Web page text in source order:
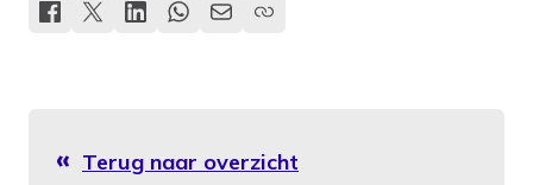
Terug naar overzicht